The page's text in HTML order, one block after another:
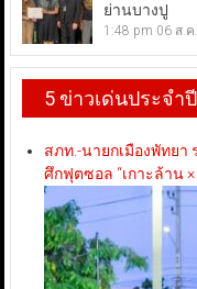
ย่านบางปู
1:48 pm 06 ส.
5 ข่าวเด่นประจำปี
สภท.-นายกเมืองพัทย
ศึกฟุตซอล “เกาะล้าน